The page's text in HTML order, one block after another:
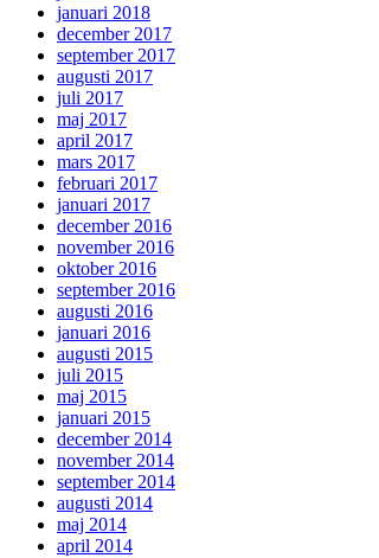
januari 2018
december 2017
september 2017
augusti 2017
juli 2017
maj 2017
april 2017
mars 2017
februari 2017
januari 2017
december 2016
november 2016
oktober 2016
september 2016
augusti 2016
januari 2016
augusti 2015
juli 2015
maj 2015
januari 2015
december 2014
november 2014
september 2014
augusti 2014
maj 2014
april 2014